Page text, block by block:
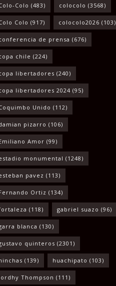
Colo (483) colocolo (3568)
Colo (917) colocolo2026 (103)
de prensa (676)
chile (224)
libertadores (240)
libertadores 2024 (95)
Unido (112)
pizarro (106)
Amor (99)
monumental (1248)
pavez (113)
Ortiz (134)
(118) gabriel suazo (96)
blanca (130)
quinteros (2301)
(139) huachipato (103)
Thompson (111)